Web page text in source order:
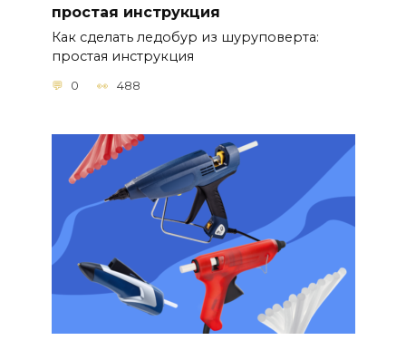
простая инструкция
Как сделать ледобур из шуруповерта:
простая инструкция
0 488